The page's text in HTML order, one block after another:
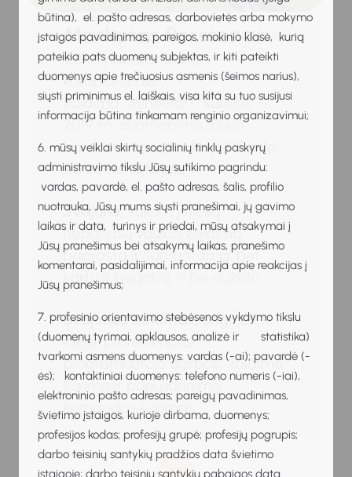
būtina), el. pašto adresas, darbovietės arba mokymo
įstaigos pavadinimas, pareigos, mokinio klasė, kurią
pateikia pats duomenų subjektas, ir kiti pateikti
duomenys apie trečiuosius asmenis (šeimos narius),
siųsti priminimus el. laiškais, visa kita su tuo susijusi
informacija būtina tinkamam renginio organizavimui;
6. mūsų veiklai skirtų socialinių tinklų paskyrų
administravimo tikslu Jūsų sutikimo pagrindu:
vardas, pavardė, el. pašto adresas, šalis, profilio
nuotrauka, Jūsų mums siųsti pranešimai, jų gavimo
laikas ir data, turinys ir priedai, mūsų atsakymai į
Jūsų pranešimus bei atsakymų laikas, pranešimo
komentarai, pasidalijimai, informacija apie reakcijas į
Jūsų pranešimus;
7. profesinio orientavimo stebėsenos vykdymo tikslu
(duomenų tyrimai, apklausos, analizė ir statistika)
tvarkomi asmens duomenys: vardas (-ai); pavardė (-
ės); kontaktiniai duomenys: telefono numeris (-iai),
elektroninio pašto adresas; pareigų pavadinimas,
švietimo įstaigos, kurioje dirbama, duomenys;
profesijos kodas; profesijų grupė; profesijų pogrupis;
darbo teisinių santykių pradžios data švietimo
įstaigoje; darbo teisinių santykių pabaigos data
Markusas Perssonas–
vieno populiariausių
kompiuterinio
žaidimo „Minecraft“ kūrėjas.
2019 m. duomenimis, buvo
parduota daugiau kaip 175 mln.
šio žaidimo kopijų.
Svajonė:sukurti į nieką
nepanašų vaizdo žaidimą,
paprastą ir suprantamą, bet
kartu ir begalinį, ir be siužeto.
Svajonės siekimas:originali
idėja, profesionalus
programuotojo darbas, žaidimo
kūrimo ir populiarinimo
komandos kūrimas.